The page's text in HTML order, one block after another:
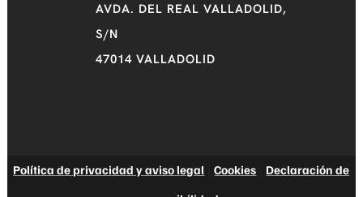
AVDA. DEL REAL VALLADOLID,
S/N
47014 VALLADOLID
Política de privacidad y aviso legal |Cookies
Declaración de